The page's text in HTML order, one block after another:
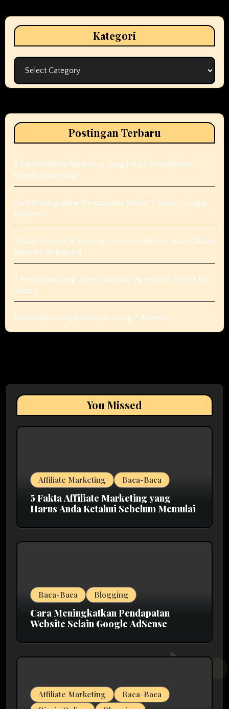
Kategori
Kategori
Postingan Terbaru
5 Fakta Affiliate Marketing yang Harus Anda Ketahui
Sebelum Memulai
Cara Meningkatkan Pendapatan Website Selain Google
AdSense
Belajar Internet Marketing, Promosi Website, dan Affiliate
Bersama MarkasIM
7 Kesalahan yang Harus Dihindari agar Bisnis Online Bisa
Sukses
Perbedaan Google Ads dan Google Adsense
You Missed
Affiliate Marketing Baca-Baca
5 Fakta Affiliate Marketing yang
Harus Anda Ketahui Sebelum Memulai
Baca-Baca Blogging
Cara Meningkatkan Pendapatan
Website Selain Google AdSense
Affiliate Marketing
Baca-Baca